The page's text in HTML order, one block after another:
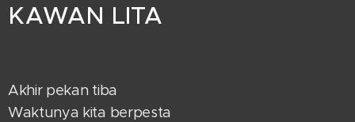
KAWAN LITA
Akhir pekan tiba
Waktunya kita berpesta